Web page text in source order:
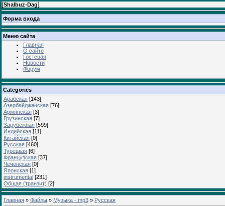
[Shalbuz-Dag]
Форма входа
Меню сайта
Главная
О сайте
Гостевая
Новости
Форум
Categories
Арабская [143]
Азербайджанская [76]
Армянская [3]
Грузинская [7]
Зарубежная [599]
Индийская [11]
Китайская [0]
Русская [460]
Турецкая [6]
Французская [37]
Чеченская [0]
Японская [1]
instrumental [231]
Общая (транзит) [2]
Главная » Файлы » Музыка - mp3 » Русская